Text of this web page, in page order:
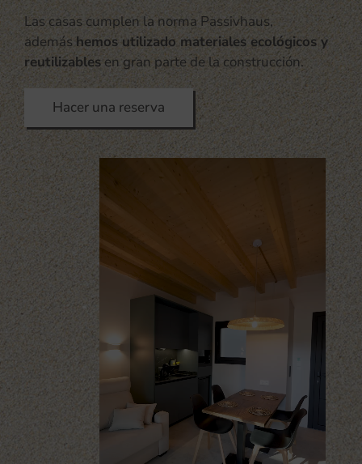
Las casas cumplen la norma Passivhaus,
además hemos utilizado materiales ecológicos y
reutilizablesen gran parte de la construcción.
Hacer una reserva